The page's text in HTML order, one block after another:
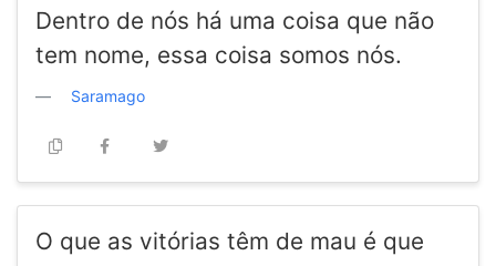
Dentro de nós há uma coisa que não
tem nome, essa coisa somos nós.
Saramago
O que as vitórias têm de mau é que